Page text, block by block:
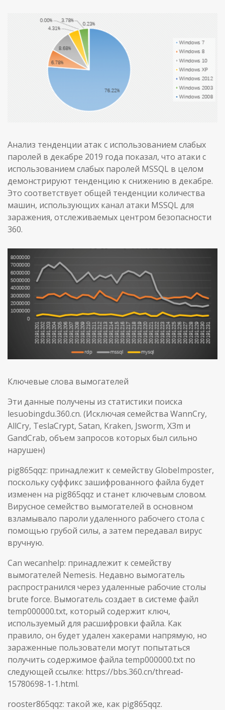
Анализ тенденции атак с использованием слабых
паролей в декабре 2019 года показал, что атаки с
использованием слабых паролей MSSQL в целом
демонстрируют тенденцию к снижению в декабре.
Это соответствует общей тенденции количества
машин, использующих канал атаки MSSQL для
заражения, отслеживаемых центром безопасности
360.
Ключевые слова вымогателей
Эти данные получены из статистики поиска
lesuobingdu.360.cn. (Исключая семейства WannCry,
AllCry, TeslaCrypt, Satan, Kraken, Jsworm, X3m и
GandCrab, объем запросов которых был сильно
нарушен)
pig865qqz: принадлежит к семейству GlobeImposter,
поскольку суффикс зашифрованного файла будет
изменен на pig865qqz и станет ключевым словом.
Вирусное семейство вымогателей в основном
взламывало пароли удаленного рабочего стола с
помощью грубой силы, а затем передавал вирус
вручную.
Can wecanhelp: принадлежит к семейству
вымогателей Nemesis. Недавно вымогатель
распространился через удаленные рабочие столы
brute force. Вымогатель создает в системе файл
temp000000.txt, который содержит ключ,
используемый для расшифровки файла. Как
правило, он будет удален хакерами напрямую, но
зараженные пользователи могут попытаться
получить содержимое файла temp000000.txt по
следующей ссылке: https://bbs.360.cn/thread-
15780698-1-1.html.
rooster865qqz: такой же, как pig865qqz.